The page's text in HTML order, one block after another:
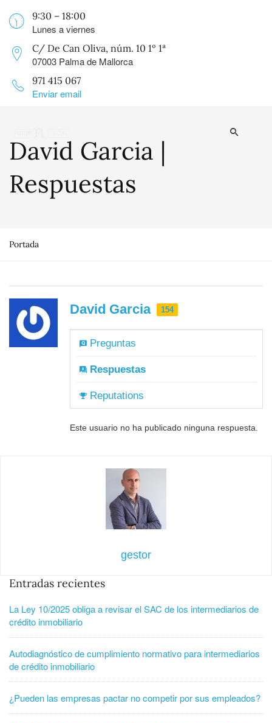
9:30 – 18:00
Lunes a viernes
C/ De Can Oliva, núm. 10 1º 1ª
07003 Palma de Mallorca
971 415 067
Enviar email
David Garcia |
Respuestas
Portada
David Garcia 154
Preguntas
Respuestas
Reputations
Este usuario no ha publicado ninguna respuesta.
gestor
Entradas recientes
La Ley 10/2025 obliga a revisar el SAC de los intermediarios de
crédito inmobiliario
Autodiagnóstico de cumplimiento normativo para intermediarios
de crédito inmobiliario
¿Pueden las empresas pactar no competir por sus empleados?